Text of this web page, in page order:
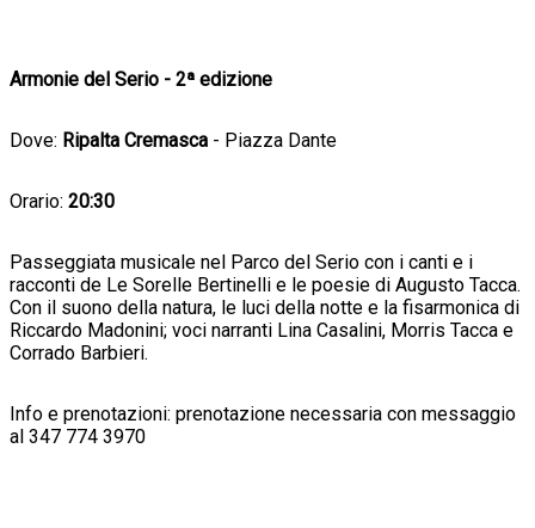
Armonie del Serio - 2ª edizione
Dove: Ripalta Cremasca - Piazza Dante
Orario: 20:30
Passeggiata musicale nel Parco del Serio con i canti e i
racconti de Le Sorelle Bertinelli e le poesie di Augusto Tacca.
Con il suono della natura, le luci della notte e la fisarmonica di
Riccardo Madonini; voci narranti Lina Casalini, Morris Tacca e
Corrado Barbieri.
Info e prenotazioni: prenotazione necessaria con messaggio
al 347 774 3970